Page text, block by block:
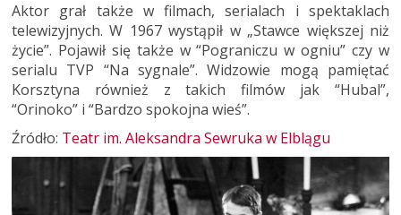
Aktor grał także w filmach, serialach i spektaklach
telewizyjnych. W 1967 wystąpił w „Stawce większej niż
życie”. Pojawił się także w “Pograniczu w ogniu” czy w
serialu TVP “Na sygnale”. Widzowie mogą pamiętać
Korsztyna również z takich filmów jak “Hubal”,
“Orinoko” i “Bardzo spokojna wieś”.
Źródło: Teatr im. Aleksandra Sewruka w Elblągu